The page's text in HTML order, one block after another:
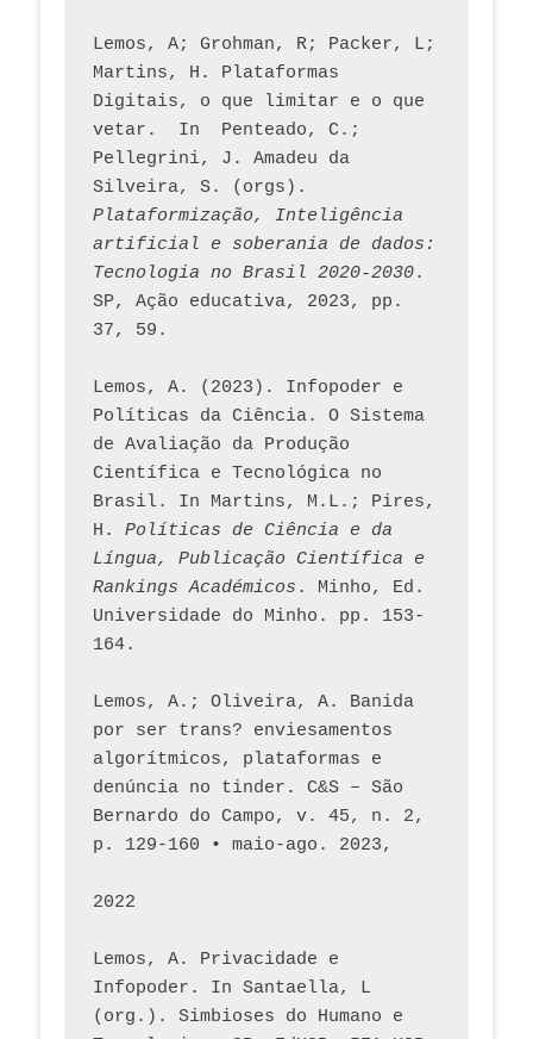
Lemos, A; Grohman, R; Packer, L;
Martins, H. Plataformas
Digitais, o que limitar e o que
vetar.  In  Penteado, C.;
Pellegrini, J. Amadeu da
Plataformização, Inteligência
artificial e soberania de dados:
Tecnologia no Brasil 2020-2030.
SP, Ação educativa, 2023, pp.
37, 59.
Lemos, A. (2023). Infopoder e
Políticas da Ciência. O Sistema
de Avaliação da Produção
Científica e Tecnológica no
Brasil. In Martins, M.L.; Pires,
H. Políticas de Ciência e da
Língua, Publicação Científica e
Rankings Académicos . Minho, Ed.
Universidade do Minho. pp. 153-
164.
Lemos, A.; Oliveira, A. Banida
por ser trans? enviesamentos
algorítmicos, plataformas e
denúncia no tinder. C&S – São
Bernardo do Campo, v. 45, n. 2,
p. 129-160 • maio-ago. 2023,
2022
Lemos, A. Privacidade e
Infopoder. In Santaella, L
(org.). Simbioses do Humano e